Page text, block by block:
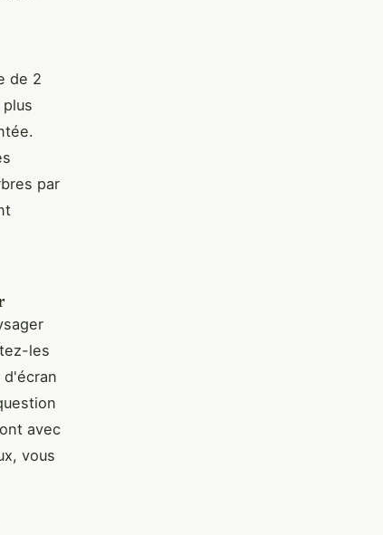
de 2
par
les
avec
vous